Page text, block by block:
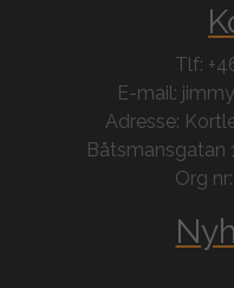
Tlf:
E-mail:
Adresse:
Båtsmansgatan
Org